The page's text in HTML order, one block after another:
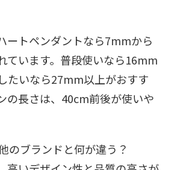
ートペンダントなら7mmから
ています。普段使いなら16mm
たいなら27mm以上がおすす
の長さは、40cm前後が使いや
のブランドと何が違う？